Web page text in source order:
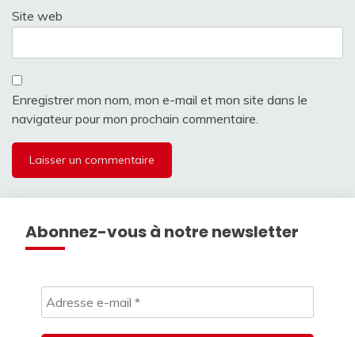
Site web
Enregistrer mon nom, mon e-mail et mon site dans le
navigateur pour mon prochain commentaire.
Abonnez-vous à notre newsletter